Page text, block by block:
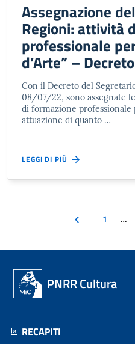
Assegnazione
Regioni: attività
professionale
d’Arte” –
08/07/22 –
Investimento 2.3
Con il Decreto del
08/07/22, sono assegnate
di formazione professionale
attuazione di quanto …
LEGGI DI PIÙ
1 …
PNRR Cultura
RECAPITI